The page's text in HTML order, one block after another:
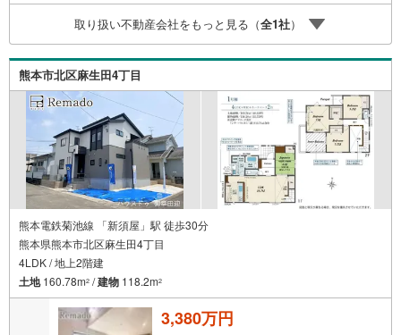
【効率的に一気見！内覧ツアー】熊本県全域の気になる物
件を全て当社でご内覧いただけます 見学されたい物件を1
日で内覧可能 窓口を一つに絞れるから、手間も時間もかか
りません。全国700店舗以上展開！ハウスドゥだからこその
豊富な物件数・情報量で理想の暮らしを叶えます！
取り扱い不動産会社をもっと見る（全1社）
熊本市北区麻生田4丁目
熊本電鉄菊池線 「新須屋」駅 徒歩30分
熊本県熊本市北区麻生田4丁目
4LDK / 地上2階建
土地160.78m2 /建物 118.2m2
3,380万円